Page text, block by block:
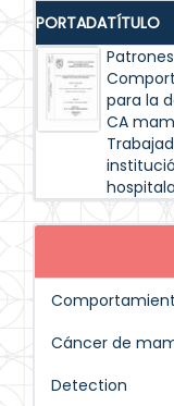
PORTADATÍTULO
para la
CA
Cáncer de
Detection